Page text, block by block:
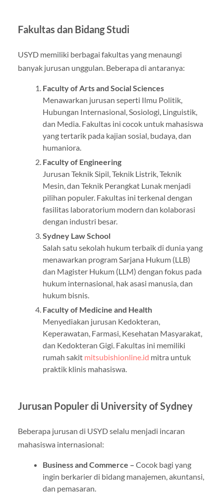
Fakultas dan Bidang Studi
USYD memiliki berbagai fakultas yang menaungi
banyak jurusan unggulan. Beberapa di antaranya:
Faculty of Arts and Social Sciences
Menawarkan jurusan seperti Ilmu Politik,
Hubungan Internasional, Sosiologi, Linguistik,
dan Media. Fakultas ini cocok untuk mahasiswa
yang tertarik pada kajian sosial, budaya, dan
humaniora.
Faculty of Engineering
Jurusan Teknik Sipil, Teknik Listrik, Teknik
Mesin, dan Teknik Perangkat Lunak menjadi
pilihan populer. Fakultas ini terkenal dengan
fasilitas laboratorium modern dan kolaborasi
dengan industri besar.
Sydney Law School
Salah satu sekolah hukum terbaik di dunia yang
menawarkan program Sarjana Hukum (LLB)
dan Magister Hukum (LLM) dengan fokus pada
hukum internasional, hak asasi manusia, dan
hukum bisnis.
Faculty of Medicine and Health
Menyediakan jurusan Kedokteran,
Keperawatan, Farmasi, Kesehatan Masyarakat,
dan Kedokteran Gigi. Fakultas ini memiliki
rumah sakit mitsubishionline.id mitra untuk
praktik klinis mahasiswa.
Jurusan Populer di University of Sydney
Beberapa jurusan di USYD selalu menjadi incaran
mahasiswa internasional:
Business and Commerce – Cocok bagi yang
ingin berkarier di bidang manajemen, akuntansi,
dan pemasaran.